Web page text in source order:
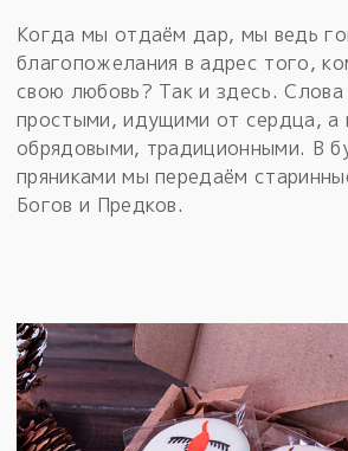
Когда мы отдаём дар, мы ведь
благопожелания в адрес того,
свою любовь? Так и здесь. Слова
простыми, идущими от сердца, а
обрядовыми, традиционными. В
пряниками мы передаём
Богов и Предков.